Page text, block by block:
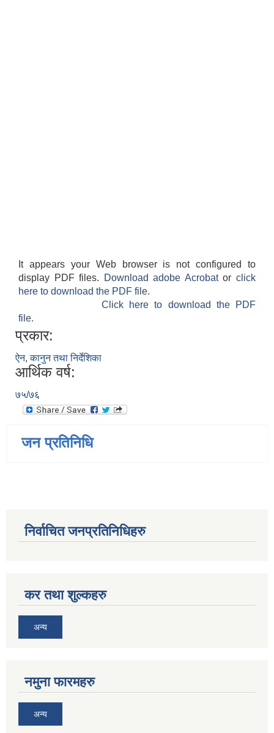
It appears your Web browser is not configured to
display PDF files.
Download adobe Acrobatorclick
here to download the PDF file.
Click here to download the PDF
file.
प्रकार:
ऐन, कानुन तथा निर्देशिका
आर्थिक वर्ष:
७५/७६
जन प्रतिनिधि
निर्वाचित जनप्रतिनिधिहरु
कर तथा शुल्कहरु
अन्य
नमुना फारमहरु
अन्य